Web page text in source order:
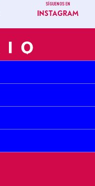
SÍGUENOS EN
INSTAGRAM